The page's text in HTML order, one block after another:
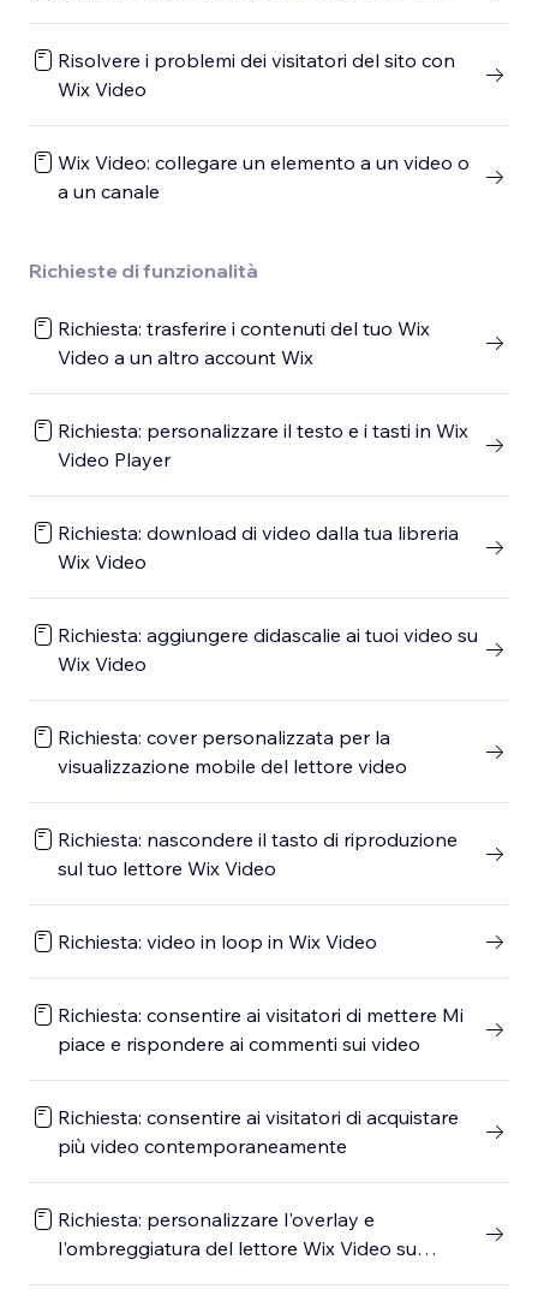
Risolvere i problemi dei visitatori del sito con
Wix Video
Wix Video: collegare un elemento a un video o
a un canale
Richieste di funzionalità
Richiesta: trasferire i contenuti del tuo Wix
Video a un altro account Wix
Richiesta: personalizzare il testo e i tasti in Wix
Video Player
Richiesta: download di video dalla tua libreria
Wix Video
Richiesta: aggiungere didascalie ai tuoi video su
Wix Video
Richiesta: cover personalizzata per la
visualizzazione mobile del lettore video
Richiesta: nascondere il tasto di riproduzione
sul tuo lettore Wix Video
Richiesta: video in loop in Wix Video
Richiesta: consentire ai visitatori di mettere Mi
piace e rispondere ai commenti sui video
Richiesta: consentire ai visitatori di acquistare
più video contemporaneamente
Richiesta: personalizzare l'overlay e
l'ombreggiatura del lettore Wix Video su